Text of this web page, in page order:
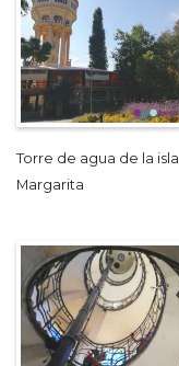
Torre de agua de la isla
Margarita